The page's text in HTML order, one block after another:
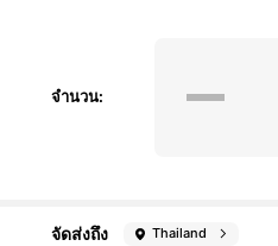
จำนวน:
จัดส่งถึง Thailand